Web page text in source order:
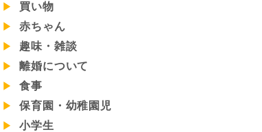
買い物
赤ちゃん
趣味・雑談
離婚について
食事
保育園・幼稚園児
小学生